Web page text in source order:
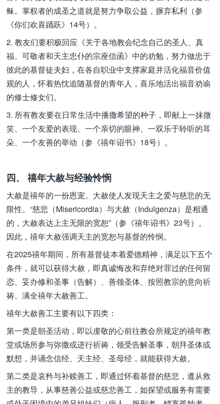
稣。掌权者的成圣之道就是努力争取公益，摒弃私利（参
《你们欢喜踊跃》14号）。
2. 教友们要积极回应《关于各地教会纪念自己的圣人、真
福、可敬者和天主忠仆的宗座信函》中的劝勉，努力做忠于
彼此的基督徒夫妇，在各自职业中支撑家庭并活化福音价值
观的人，怀着热忱追随基督的青年人，喜乐地活出福音劝谕
的修士修女们。
3. 所有教友要在日常生活中播撒希望的种子，即献上一抹微
笑、一个友爱的表现、一个亲切的眼神、一双乐于聆听的耳
朵、一个友善的举动（参《禧年诏书》18号）。
四、 禧年大赦与经验怜悯
大赦是禧年的一份恩宠。大赦使人发现天主之爱与慈悲的无
限性。“慈悲（Misericordia）与大赦（Indulgenza）是相通
的，大赦表达上主无限的宽恕”（参《禧年诏书》23号）。
因此，禧年大赦强调天主的宽恕与基督的怜悯。
在2025禧年期间，所有基督徒本着爱德精神，满足以下五个
条件，就可以获得大赦，即真诚悔改和弃绝对罪过的任何留
恋、妥办修和圣事（告解）、善领圣体、按照教宗的意向祈
祷、满全禧年大赦善工。
禧年大赦善工主要有以下四类：
第一类是朝圣活动，即以虔敬的心前往教会所规定的禧年教
堂或场所参与弥撒或进行祈祷，领受告解圣事，朝拜圣体或
默想，并诵念信经、天主经、圣母经，就能获得大赦。
第二类是哀矜与补赎善工，即通过怀着基督的慈悲，遵从救
主的教导，从事慈善公益或慈悲善工，如探望或服务有需要